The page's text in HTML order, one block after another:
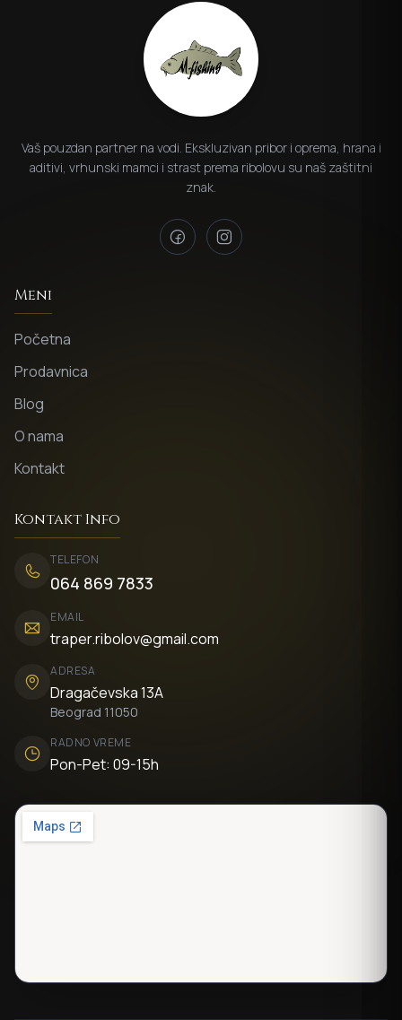
Vaš pouzdan partner na vodi. Ekskluzivan pribor i oprema, hrana i
aditivi, vrhunski mamci i strast prema ribolovu su naš zaštitni
znak.
Meni
Početna
Prodavnica
Blog
O nama
Kontakt
Kontakt Info
TELEFON
064 869 7833
EMAIL
traper.ribolov@gmail.com
ADRESA
Dragačevska 13A
Beograd 11050
RADNO VREME
Pon-Pet: 09-15h